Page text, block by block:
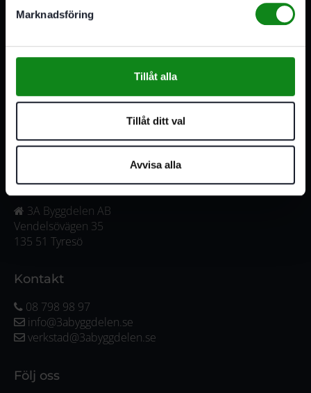
Marknadsföring
Tillåt alla
Tillåt ditt val
Avvisa alla
serviceverkstad i Stockholm samt en e-handel för hela
Sverige. Av oss får du professionell service av
Våra öppettider
Fredag:
07:00-16:00
07:00-15:00
Adress
3A Byggdelen AB
Vendelsövägen 35
135 51 Tyresö
Kontakt
08 798 98 97
info@3abyggdelen.se
verkstad@3abyggdelen.se
Följ oss